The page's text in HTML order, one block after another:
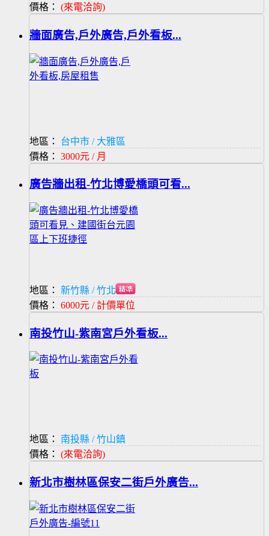
價格： (來電洽詢)
牆面廣告,戶外廣告,戶外看板...
地區：
台中市 / 大雅區
價格： 3000元 / 月
廣告牆出租-竹北博愛橋頭可看...
地區：
新竹縣 / 竹北市
價格： 6000元 / 計價單位
南投竹山-紫南宮戶外看板...
地區：
南投縣 / 竹山鎮
價格： (來電洽詢)
新北市樹林區保安二街戶外廣告...